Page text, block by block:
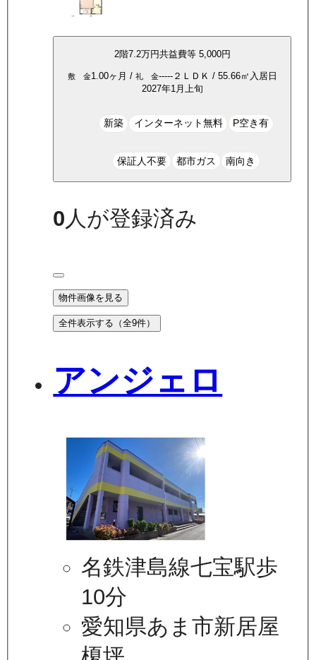
2階7.2万円共益費等 5,000円
敷 金1.00ヶ月 / 礼 金-----２ＬＤＫ / 55.66㎡ 入居日
2027年1月上旬
新築 インターネット無料 P空き有
保証人不要 都市ガス 南向き
0 人が登録済み
物件画像を見る
全件表示する（全9件）
アンジェロ
名鉄津島線七宝駅歩
10分
愛知県あま市新居屋